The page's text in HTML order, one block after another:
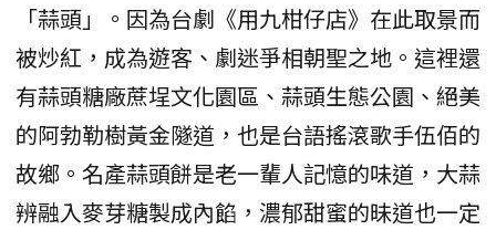
「蒜頭」。因為台劇《用九柑仔店》在此取景而
被炒紅，成為遊客、劇迷爭相朝聖之地。這裡還
有蒜頭糖廠蔗埕文化園區、蒜頭生態公園、絕美
的阿勃勒樹黃金隧道，也是台語搖滾歌手伍佰的
故鄉。名產蒜頭餅是老一輩人記憶的味道，大蒜
辨融入麥芽糖製成內餡，濃郁甜蜜的昧道也一定